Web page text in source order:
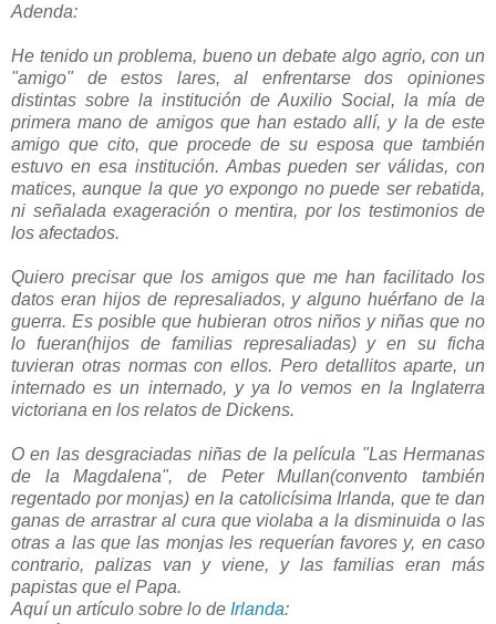
Adenda:
He tenido un problema, bueno un debate algo agrio, con un
"amigo" de estos lares, al enfrentarse dos opiniones
distintas sobre la institución de Auxilio Social, la mía de
primera mano de amigos que han estado allí, y la de este
amigo que cito, que procede de su esposa que también
estuvo en esa institución. Ambas pueden ser válidas, con
matices, aunque la que yo expongo no puede ser rebatida,
ni señalada exageración o mentira, por los testimonios de
los afectados.
Quiero precisar que los amigos que me han facilitado los
datos eran hijos de represaliados, y alguno huérfano de la
guerra. Es posible que hubieran otros niños y niñas que no
lo fueran(hijos de familias represaliadas) y en su ficha
tuvieran otras normas con ellos. Pero detallitos aparte, un
internado es un internado, y ya lo vemos en la Inglaterra
victoriana en los relatos de Dickens.
O en las desgraciadas niñas de la película "Las Hermanas
de la Magdalena", de Peter Mullan(convento también
regentado por monjas) en la catolicísima Irlanda, que te dan
ganas de arrastrar al cura que violaba a la disminuida o las
otras a las que las monjas les requerían favores y, en caso
contrario, palizas van y viene, y las familias eran más
papistas que el Papa.
Aquí un artículo sobre lo de Irlanda: